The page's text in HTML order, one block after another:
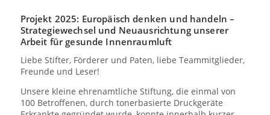
Projekt 2025: Europäisch denken und handeln –
Strategiewechsel und Neuausrichtung unserer
Arbeit für gesunde Innenraumluft
Liebe Stifter, Förderer und Paten, liebe Teammitglieder,
Freunde und Leser!
Unsere kleine ehrenamtliche Stiftung, die einmal von
100 Betroffenen, durch tonerbasierte Druckgeräte